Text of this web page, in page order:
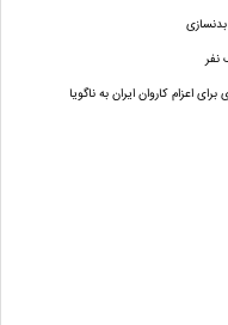
نفر
اعزام کاروان ایران به ناگویا